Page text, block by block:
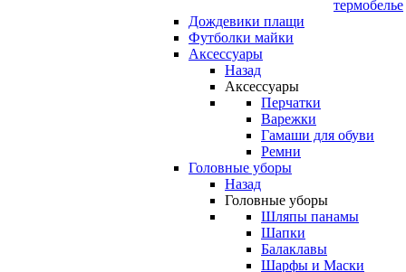
термобелье
Дождевики плащи
Футболки майки
Аксессуары
Назад
Аксессуары
Перчатки
Варежки
Гамаши для обуви
Ремни
Головные уборы
Назад
Головные уборы
Шляпы панамы
Шапки
Балаклавы
Шарфы и Маски